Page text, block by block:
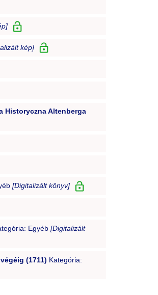
kép]
Historyczna Altenberga
[Digitalizált könyv]
Egyéb [Digitalizált
(1711) Kategória: